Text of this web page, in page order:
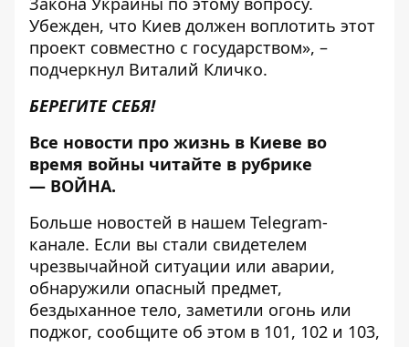
Убежден, что Киев должен воплотить этот
проект совместно с государством», –
подчеркнул Виталий Кличко.
БЕРЕГИТЕ СЕБЯ!
Все новости про жизнь в Киеве во
время войны читайте в рубрике
— ВОЙНА.
Больше новостей в нашем Telegram-
канале. Если вы стали свидетелем
чрезвычайной ситуации или аварии,
обнаружили опасный предмет,
бездыханное тело, заметили огонь или
поджог, сообщите об этом в 101, 102 и 103,